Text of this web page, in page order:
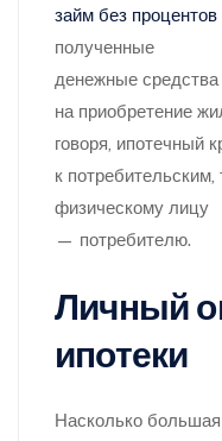
займ без процентов
полученные
денежные
на приобретение
говоря, ипотечный
к потребительским,
физическому лицу
— потребителю.
Личный
ипотеки
Насколько